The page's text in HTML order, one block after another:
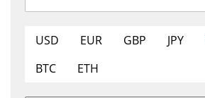
USD EUR GBP JPY
BTC
ETH